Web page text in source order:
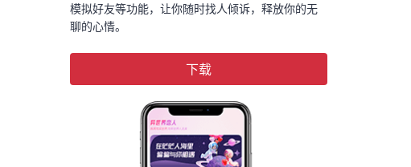
模拟好友等功能，让你随时找人倾诉，释放你的无
聊的心情。
下载